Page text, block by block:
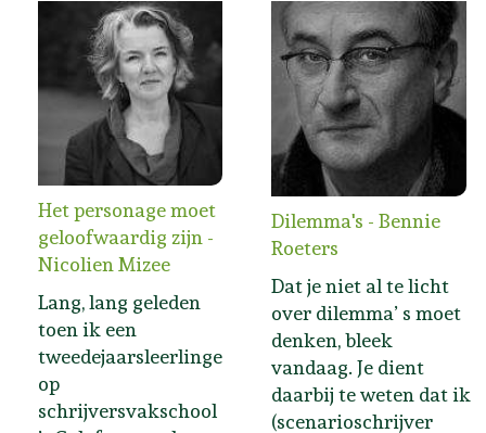
Het personage moet
geloofwaardig zijn -
Nicolien Mizee
Lang, lang geleden
toen ik een
tweedejaarsleerlinge
op
schrijversvakschool
Dilemma's - Bennie
Roeters
Dat je niet al te licht
over dilemma’ s moet
denken, bleek
vandaag. Je dient
daarbij te weten dat ik
(scenarioschrijver